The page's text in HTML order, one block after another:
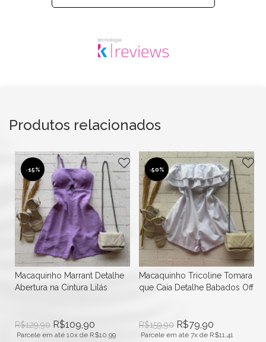
Produtos relacionados
-15%
Macaquinho Marrant Detalhe
Abertura na Cintura Lilás
R$129,90 R$109,90
Parcele em até 10x de R$10,99
-50%
Macaquinho Tricoline Tomara
que Caia Detalhe Babados Off
R$159,90 R$79,90
Parcele em até 7x de R$11,41